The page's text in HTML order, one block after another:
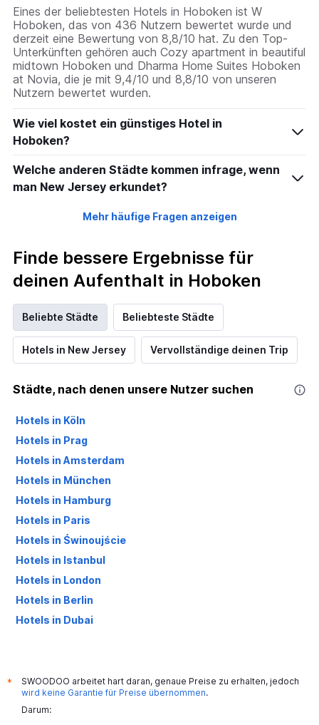
Eines der beliebtesten Hotels in Hoboken ist W
Hoboken, das von 436 Nutzern bewertet wurde und
derzeit eine Bewertung von 8,8/10 hat. Zu den Top-
Unterkünften gehören auch Cozy apartment in beautiful
midtown Hoboken und Dharma Home Suites Hoboken
at Novia, die je mit 9,4/10 und 8,8/10 von unseren
Nutzern bewertet wurden.
Wie viel kostet ein günstiges Hotel in
Hoboken?
Welche anderen Städte kommen infrage, wenn
man New Jersey erkundet?
Mehr häufige Fragen anzeigen
Finde bessere Ergebnisse für
deinen Aufenthalt in Hoboken
Beliebte Städte Beliebteste Städte
Hotels in New Jersey Vervollständige deinen Trip
Städte, nach denen unsere Nutzer suchen
Hotels in Köln
Hotels in Prag
Hotels in Amsterdam
Hotels in München
Hotels in Hamburg
Hotels in Paris
Hotels in Świnoujście
Hotels in Istanbul
Hotels in London
Hotels in Berlin
Hotels in Dubai
*
SWOODOO arbeitet hart daran, genaue Preise zu erhalten, jedoch
wird keine Garantie für Preise übernommen.
Darum: